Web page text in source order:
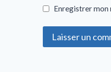
Enregistrer mon